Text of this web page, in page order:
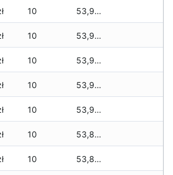
10 53,905 zł
10 53,905 zł
10 53,905 zł
10 53,905 zł
10 53,905 zł
10 53,890 zł
10 53,840 zł